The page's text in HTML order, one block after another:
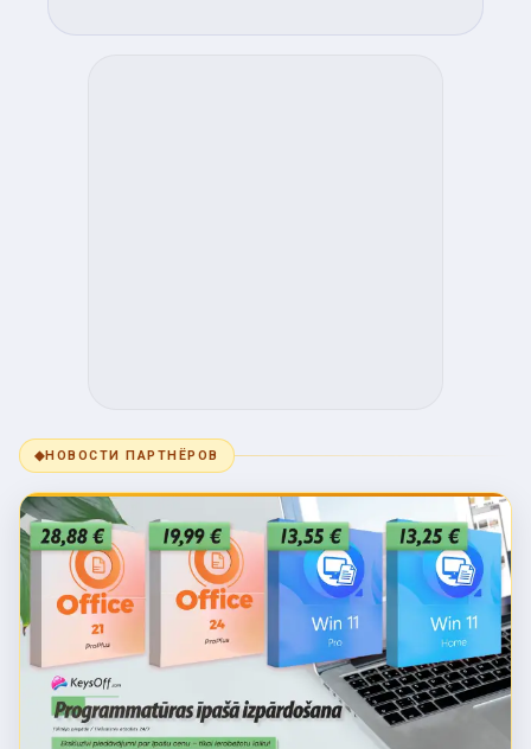
◆НОВОСТИ ПАРТНЁРОВ